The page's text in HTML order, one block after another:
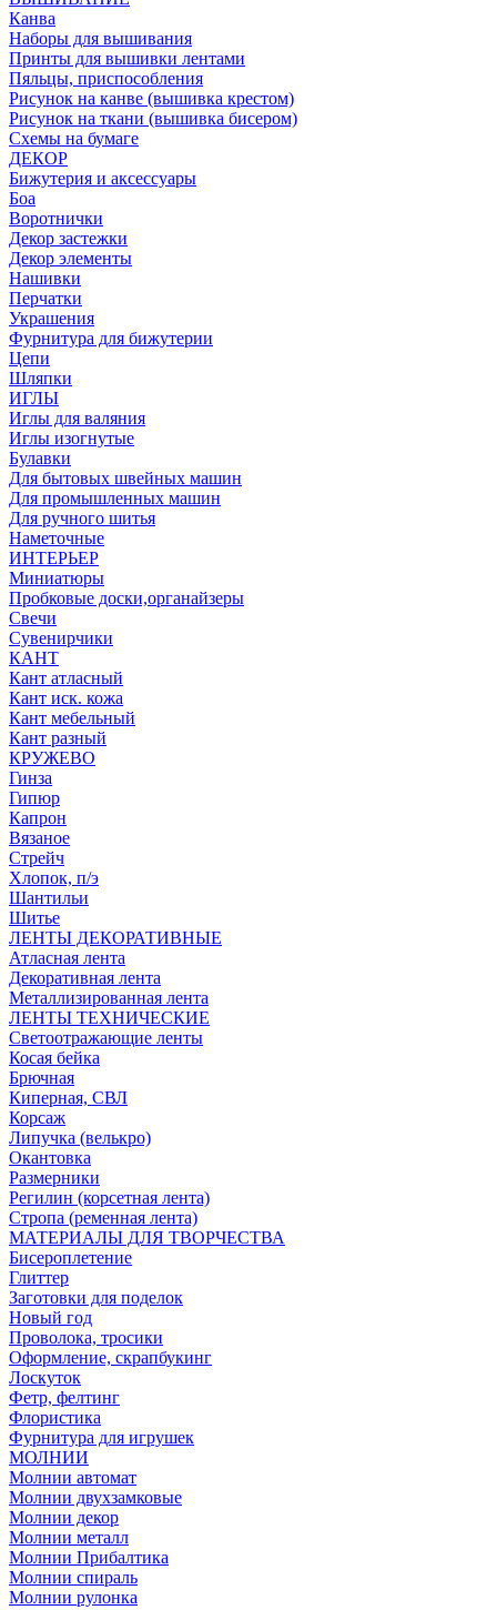
Канва
Наборы для вышивания
Принты для вышивки лентами
Пяльцы, приспособления
Рисунок на канве (вышивка крестом)
Рисунок на ткани (вышивка бисером)
Схемы на бумаге
ДЕКОР
Бижутерия и аксессуары
Боа
Воротнички
Декор застежки
Декор элементы
Нашивки
Перчатки
Украшения
Фурнитура для бижутерии
Цепи
Шляпки
ИГЛЫ
Иглы для валяния
Иглы изогнутые
Булавки
Для бытовых швейных машин
Для промышленных машин
Для ручного шитья
Наметочные
ИНТЕРЬЕР
Миниатюры
Пробковые доски,органайзеры
Свечи
Сувенирчики
КАНТ
Кант атласный
Кант иск. кожа
Кант мебельный
Кант разный
КРУЖЕВО
Гинза
Гипюр
Капрон
Вязаное
Стрейч
Хлопок, п/э
Шантильи
Шитье
ЛЕНТЫ ДЕКОРАТИВНЫЕ
Атласная лента
Декоративная лента
Металлизированная лента
ЛЕНТЫ ТЕХНИЧЕСКИЕ
Светоотражающие ленты
Косая бейка
Брючная
Киперная, СВЛ
Корсаж
Липучка (велькро)
Окантовка
Размерники
Регилин (корсетная лента)
Стропа (ременная лента)
МАТЕРИАЛЫ ДЛЯ ТВОРЧЕСТВА
Бисероплетение
Глиттер
Заготовки для поделок
Новый год
Проволока, тросики
Оформление, скрапбукинг
Лоскуток
Фетр, фелтинг
Флористика
Фурнитура для игрушек
МОЛНИИ
Молнии автомат
Молнии двухзамковые
Молнии декор
Молнии металл
Молнии Прибалтика
Молнии спираль
Молнии рулонка